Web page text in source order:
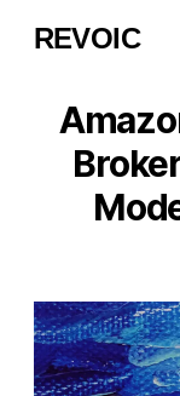
REVOIC